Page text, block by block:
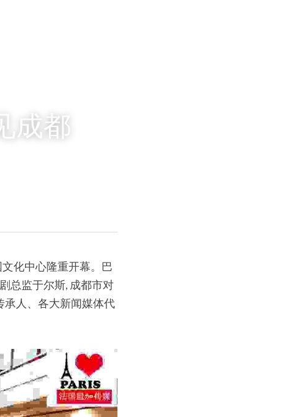
成都
化中心隆重开幕。巴
总监于尔斯, 成都市对
承人、各大新闻媒体代